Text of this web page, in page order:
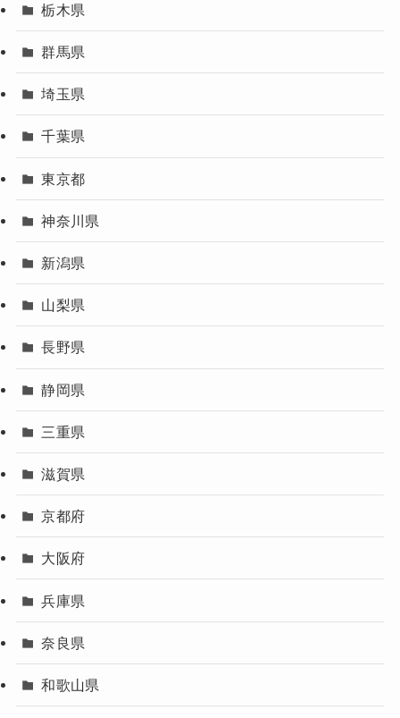
栃木県
群馬県
埼玉県
千葉県
東京都
神奈川県
新潟県
山梨県
長野県
静岡県
三重県
滋賀県
京都府
大阪府
兵庫県
奈良県
和歌山県